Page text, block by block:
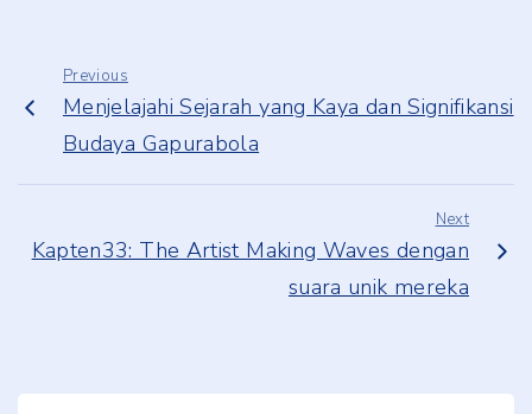
Previous
Menjelajahi Sejarah yang Kaya dan Signifikansi
Budaya Gapurabola
Next
Kapten33: The Artist Making Waves dengan
suara unik mereka